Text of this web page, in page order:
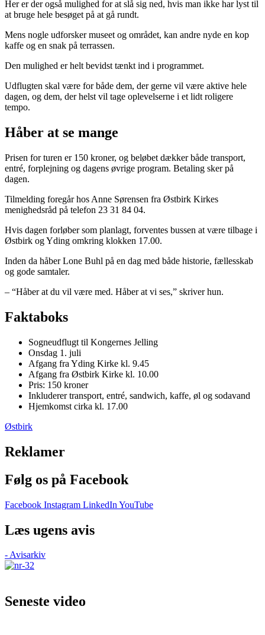
Her er der også mulighed for at slå sig ned, hvis man ikke har lyst til
at bruge hele besøget på at gå rundt.
Mens nogle udforsker museet og området, kan andre nyde en kop
kaffe og en snak på terrassen.
Den mulighed er helt bevidst tænkt ind i programmet.
Udflugten skal være for både dem, der gerne vil være aktive hele
dagen, og dem, der helst vil tage oplevelserne i et lidt roligere
tempo.
Håber at se mange
Prisen for turen er 150 kroner, og beløbet dækker både transport,
entré, forplejning og dagens øvrige program. Betaling sker på
dagen.
Tilmelding foregår hos Anne Sørensen fra Østbirk Kirkes
menighedsråd på telefon 23 31 84 04.
Hvis dagen forløber som planlagt, forventes bussen at være tilbage i
Østbirk og Yding omkring klokken 17.00.
Inden da håber Lone Buhl på en dag med både historie, fællesskab
og gode samtaler.
– “Håber at du vil være med. Håber at vi ses,” skriver hun.
Faktaboks
Sogneudflugt til Kongernes Jelling
Onsdag 1. juli
Afgang fra Yding Kirke kl. 9.45
Afgang fra Østbirk Kirke kl. 10.00
Pris: 150 kroner
Inkluderer transport, entré, sandwich, kaffe, øl og sodavand
Hjemkomst cirka kl. 17.00
Østbirk
Reklamer
Følg os på Facebook
Facebook Instagram LinkedIn YouTube
Læs ugens avis
- Avisarkiv
Seneste video